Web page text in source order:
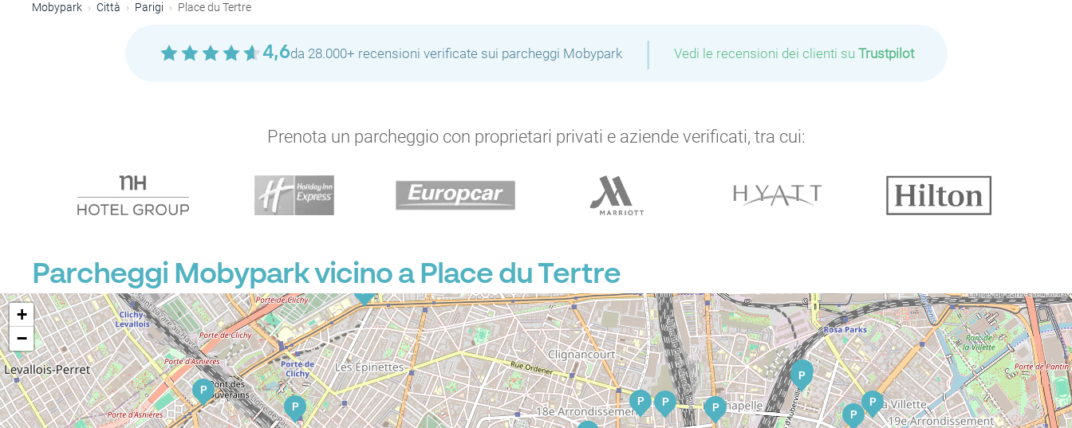
Mobypark Città Parigi Place du Tertre
4,6da 28.000+ recensioni verificate sui parcheggi Mobypark | Vedi le recensioni dei clienti su Trustpilot
Prenota un parcheggio con proprietari privati e aziende verificati, tra cui:
Parcheggi Mobypark vicino a Place du Tertre
P P P
P
P
P
P
P
P
+
−